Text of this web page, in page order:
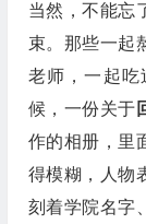
当然，不能忘
束。那些一起
老师，一起
候，一份关于
作的相册，里
得模糊，人物
刻着学院名字